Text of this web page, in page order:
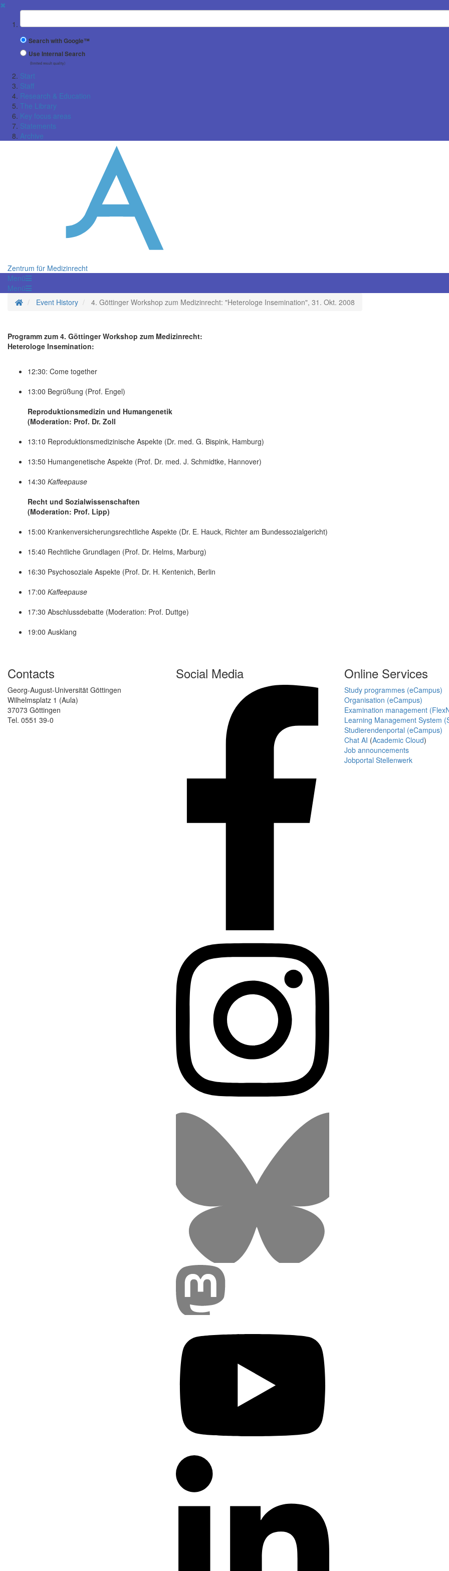
✖
Suchbegriff
Search with Google™
Use Internal Search
(limited result quality)
Start
Staff
Research & Education
The Library
Key focus areas
Statements
Archive
Zentrum für Medizinrecht
Menü
Menü
Homepage
Event History 4. Göttinger Workshop zum Medizinrecht: "Heterologe Insemination", 31. Okt. 2008
Programm zum 4. Göttinger Workshop zum Medizinrecht:
Heterologe Insemination:
12:30: Come together
13:00 Begrüßung (Prof. Engel)
Reproduktionsmedizin und Humangenetik
(Moderation: Prof. Dr. Zoll
13:10 Reproduktionsmedizinische Aspekte (Dr. med. G. Bispink, Hamburg)
13:50 Humangenetische Aspekte (Prof. Dr. med. J. Schmidtke, Hannover)
14:30 Kaffeepause
Recht und Sozialwissenschaften
(Moderation: Prof. Lipp)
15:00 Krankenversicherungsrechtliche Aspekte (Dr. E. Hauck, Richter am Bundessozialgericht)
15:40 Rechtliche Grundlagen (Prof. Dr. Helms, Marburg)
16:30 Psychosoziale Aspekte (Prof. Dr. H. Kentenich, Berlin
17:00 Kaffeepause
17:30 Abschlussdebatte (Moderation: Prof. Duttge)
19:00 Ausklang
Contacts
Georg-August-Universität Göttingen
Wilhelmsplatz 1 (Aula)
37073 Göttingen
Tel. 0551 39-0
Social Media Online Services
Study programmes (eCampus)
Organisation (eCampus)
Examination management
Learning Management System
Studierendenportal (eCampus)
Chat AI (Academic Cloud)
Job announcements
Jobportal Stellenwerk